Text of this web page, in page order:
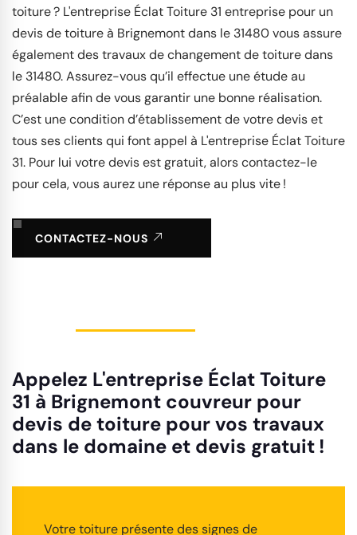
toiture ? L'entreprise Éclat Toiture 31 entreprise pour un
devis de toiture à Brignemont dans le 31480 vous assure
également des travaux de changement de toiture dans
le 31480. Assurez-vous qu’il effectue une étude au
préalable afin de vous garantir une bonne réalisation.
C’est une condition d’établissement de votre devis et
tous ses clients qui font appel à L'entreprise Éclat Toiture
31. Pour lui votre devis est gratuit, alors contactez-le
pour cela, vous aurez une réponse au plus vite !
CONTACTEZ-NOUS
Appelez L'entreprise Éclat Toiture
31 à Brignemont couvreur pour
devis de toiture pour vos travaux
dans le domaine et devis gratuit !
Votre toiture présente des signes de